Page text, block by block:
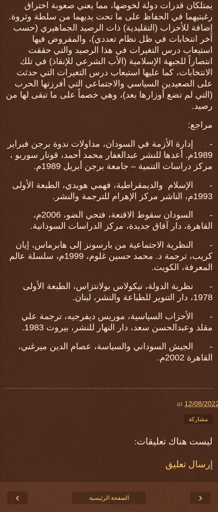
يمتلكان قدرات دولة لخوضها، مما يعني صعوبة اختراق
رغبتيهما في الحفاظ على ما تحت يديهما من سلطة وثروة.
إضافة للأحزاب (التقليدية) ذات الرصيد الجماهيري (حسب
آخر انتخابات في ظل نظام تعددي)، والمفروض فيها
استيعاب درس التغيرات في هذا الرصيد والتي حققت
انتصاراً للجبهة الإسلامية (الأب الشرعي للإنقاذ) في تلك
الانتخابات، كما عليها استيعاب درس التغيرات التي حدثت
على الصعيدين السياسي والاجتماعي التي أفرزتها الحرب
(التي لم تضع أوزارها بعد)، وهي خصماً على ما تبقى لها من
رصيد.
مراجع:
-
إدارة الأزمة في السودان، مداولات ندوة برجن فبراير
1989م. أعدها للنشر عبدالغفار محمد أحمد، قونار سوربو ،
مركز دراسات التنمية – جامعة برجن أبريل 1989م.
-
الإسلام والديمقراطية، فهمي هويدي، الطبعة الأولى
1993م، الناشر مركز الإهرام للترجمة والنشر.
-
السودان سقوط الاقنعة، فتحي الضو، 2006م،
القاهرة، دار آفاق جديدة، مركز الدراسات السودانية.
-
النظرية الاجتماعية من بارسونز إلى هابرماس، إيان
كريب، ترجمة د. محمد حسين غلوم، 1999م، سلسلة عالم
المعرفة، الكويت.
-
نظرية الدولة، نيكولاس بولانتزاس، الطبعة الأولى
1978، دار التنوير للطباعة والنشر، لبنان.
-
الأحزاب السياسية، موريس ديفرجيه، ترجمة علي
مقلد وعبدالحسن سعد، دار النهار للنشر، بيروت 1983.
-
الجيش السوداني والسياسة، عصام الدين ميرغني،
القاهرة 2002م.
at 12/08/
مشاركة
ليست هناك تعليقات:
إرسال تعليق
‹
› الصفحة الرئيسية